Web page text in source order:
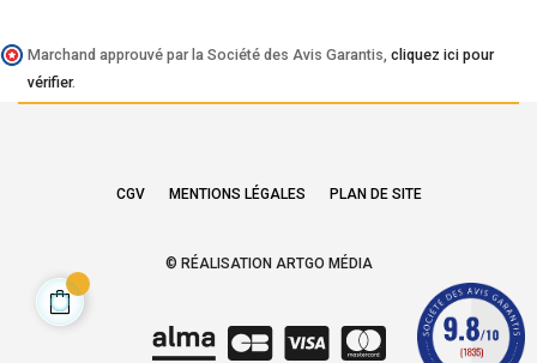
Marchand approuvé par la Société des Avis Garantis, cliquez ici pour
vérifier.
CGV MENTIONS LÉGALES PLAN DE SITE
© RÉALISATION ARTGO MÉDIA